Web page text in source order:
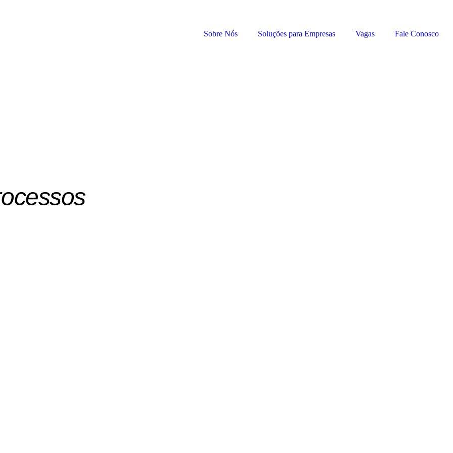
Sobre Nós Soluções para Empresas Vagas Fale Conosco